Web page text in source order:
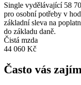
Single vydělávající 58
pro osobní potřeby v
základní sleva na
do základu daně.
Čistá mzda
44 060 Kč
Často vás